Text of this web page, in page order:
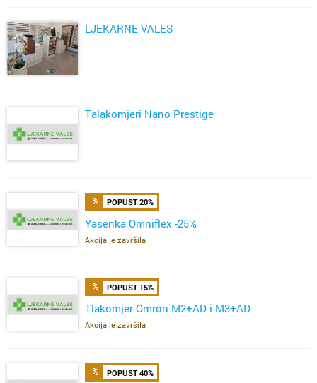
LJEKARNE VALES
Talakomjeri Nano Prestige
POPUST 20%
Yasenka Omniflex -25%
Akcija je završila
POPUST 15%
Tlakomjer Omron M2+AD i M3+AD
Akcija je završila
POPUST 40%